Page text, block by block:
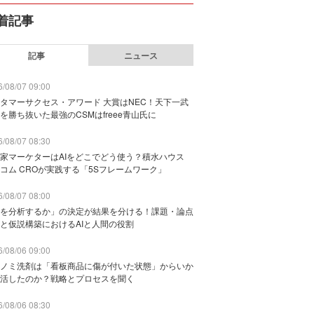
記事
記事 ニュース
08/07 09:00
マーサクセス・アワード 大賞はNEC！天下一武
勝ち抜いた最強のCSMはfreee青山氏に
08/07 08:30
マーケターはAIをどこでどう使う？積水ハウス
ム CROが実践する「5Sフレームワーク」
08/07 08:00
分析するか」の決定が結果を分ける！課題・論点
仮説構築におけるAIと人間の役割
08/06 09:00
ミ洗剤は「看板商品に傷が付いた状態」からいか
したのか？戦略とプロセスを聞く
08/06 08:30